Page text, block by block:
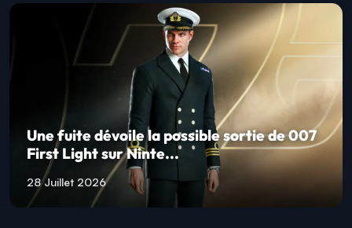
Une fuite dévoile la possible sortie de 007
First Light sur Ninte...
28 Juillet 2026